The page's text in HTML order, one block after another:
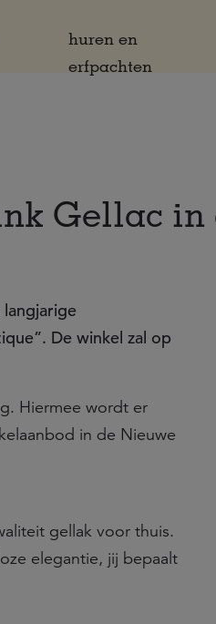
huren en
erfpachten
Gellac in
langjarige
De winkel zal op
Hiermee wordt er
in de Nieuwe
gellak voor thuis.
elegantie, jij bepaalt